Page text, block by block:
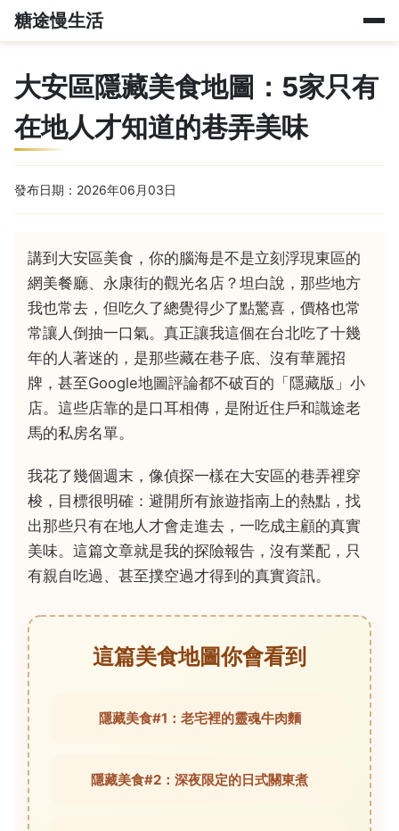
糖途慢生活
大安區隱藏美食地圖：5家只有
在地人才知道的巷弄美味
發布日期：2026年06月03日
講到大安區美食，你的腦海是不是立刻浮現東區的
網美餐廳、永康街的觀光名店？坦白說，那些地方
我也常去，但吃久了總覺得少了點驚喜，價格也常
常讓人倒抽一口氣。真正讓我這個在台北吃了十幾
年的人著迷的，是那些藏在巷子底、沒有華麗招
牌，甚至Google地圖評論都不破百的「隱藏版」小
店。這些店靠的是口耳相傳，是附近住戶和識途老
馬的私房名單。
我花了幾個週末，像偵探一樣在大安區的巷弄裡穿
梭，目標很明確：避開所有旅遊指南上的熱點，找
出那些只有在地人才會走進去，一吃成主顧的真實
美味。這篇文章就是我的探險報告，沒有業配，只
有親自吃過、甚至撲空過才得到的真實資訊。
這篇美食地圖你會看到
隱藏美食#1：老宅裡的靈魂牛肉麵
隱藏美食#2：深夜限定的日式關東煮